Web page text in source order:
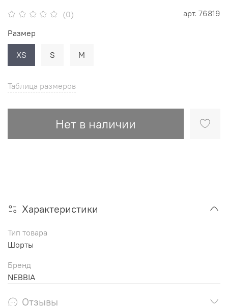
(0) арт. 76819
Таблица размеров
Нет в наличии
Размер
XS S M
Характеристики
Тип товара
Шорты
Бренд
NEBBIA
Отзывы